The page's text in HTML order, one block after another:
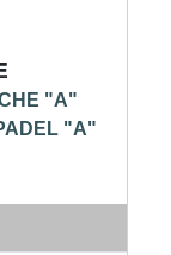
"A"
"A"